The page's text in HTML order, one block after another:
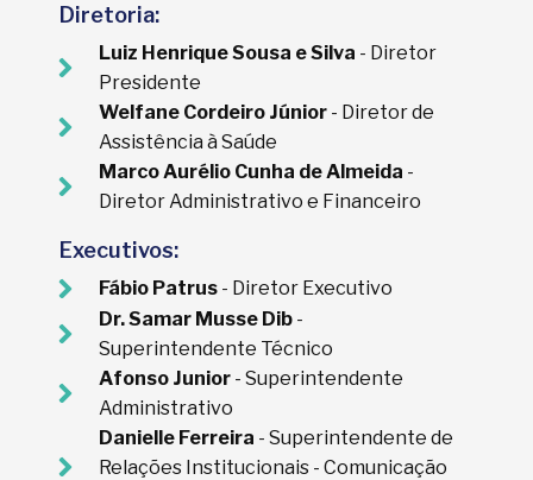
Diretoria:
Luiz Henrique Sousa e Silva - Diretor
Presidente
Welfane Cordeiro Júnior- Diretor de
Assistência à Saúde
Marco Aurélio Cunha de Almeida -
Diretor Administrativo e Financeiro
Executivos:
Fábio Patrus- Diretor Executivo
Dr. Samar Musse Dib -
Superintendente Técnico
Afonso Junior - Superintendente
Administrativo
Danielle Ferreira - Superintendente de
Relações Institucionais - Comunicação